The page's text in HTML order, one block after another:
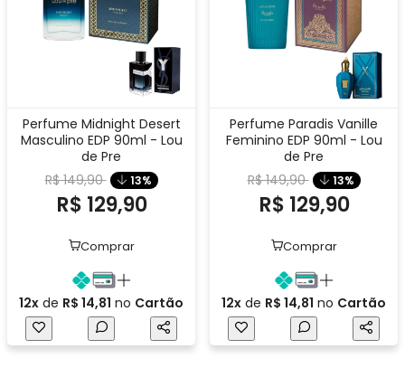
Perfume Midnight Desert
Masculino EDP 90ml - Lou
de Pre
R$ 149,90
13%
R$ 129,90
Comprar
12x de R$ 14,81 no Cartão
Perfume Paradis Vanille
Feminino EDP 90ml - Lou
de Pre
R$ 149,90
13%
R$ 129,90
Comprar
12x de R$ 14,81 no Cartão